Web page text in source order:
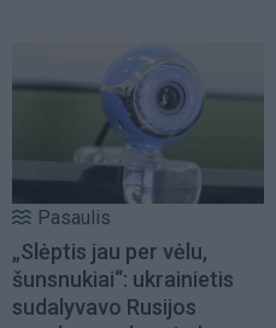
Pasaulis
„Slėptis jau per vėlu,
šunsnukiai“: ukrainietis
sudalyvavo Rusijos